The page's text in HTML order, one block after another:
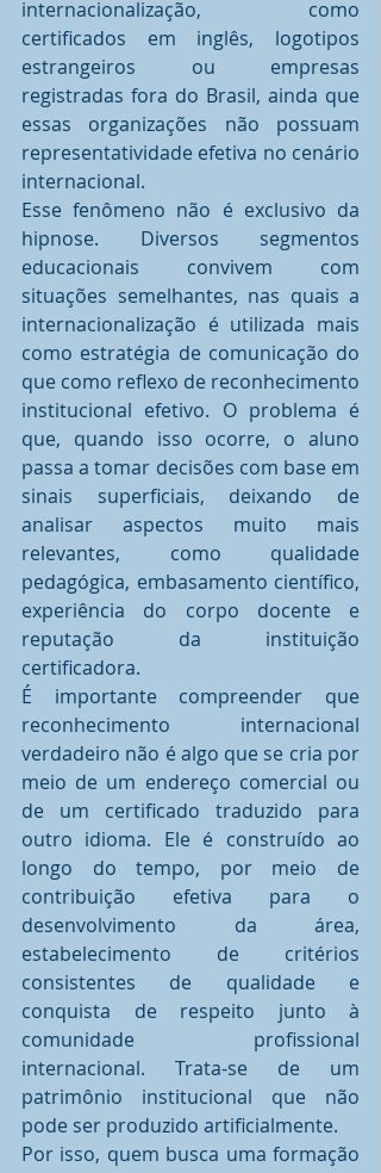
internacionalização, como
certificados em inglês, logotipos
estrangeiros ou empresas
registradas fora do Brasil, ainda que
essas organizações não possuam
representatividade efetiva no cenário
internacional.
Esse fenômeno não é exclusivo da
hipnose. Diversos segmentos
educacionais convivem com
situações semelhantes, nas quais a
internacionalização é utilizada mais
como estratégia de comunicação do
que como reflexo de reconhecimento
institucional efetivo. O problema é
que, quando isso ocorre, o aluno
passa a tomar decisões com base em
sinais superficiais, deixando de
analisar aspectos muito mais
relevantes, como qualidade
pedagógica, embasamento científico,
experiência do corpo docente e
reputação da instituição
certificadora.
É importante compreender que
reconhecimento internacional
verdadeiro não é algo que se cria por
meio de um endereço comercial ou
de um certificado traduzido para
outro idioma. Ele é construído ao
longo do tempo, por meio de
contribuição efetiva para o
desenvolvimento da área,
estabelecimento de critérios
consistentes de qualidade e
conquista de respeito junto à
comunidade profissional
internacional. Trata-se de um
patrimônio institucional que não
pode ser produzido artificialmente.
Por isso, quem busca uma formação